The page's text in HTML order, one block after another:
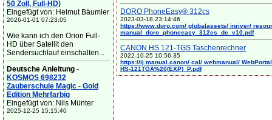
50 Zoll, Full-HD)
Eingefügt von: Helmut Bäumler
2026-01-01 07:23:05
Wie kann ich den Orion Full-
HD über Satellit den
Sendersuchlauf einschalten...
Deutsche Anleitung -
KOSMOS 698232
Zauberschule Magic - Gold
Edition Mehrfarbig
Eingefügt von: Nils Münter
2025-12-25 15:15:40
DORO PhoneEasy® 312cs
2023-03-18 23:14:46
https://www.doro.com/ globalassets/ inriver/
manual_doro_phoneeasy_312cs_de_v10.pdf
CANON HS 121-TGS Taschenrechner
2022-10-25 10:56:35
https://ij.manual.canon/ cal/ webmanual/
HS-121TGA%20(EXP)_P.pdf